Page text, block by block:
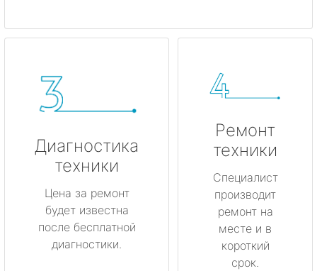
Диагностика
техники
Цена за ремонт
будет известна
после бесплатной
диагностики.
Ремонт
техники
Специалист
производит
ремонт на
месте и в
короткий
срок.